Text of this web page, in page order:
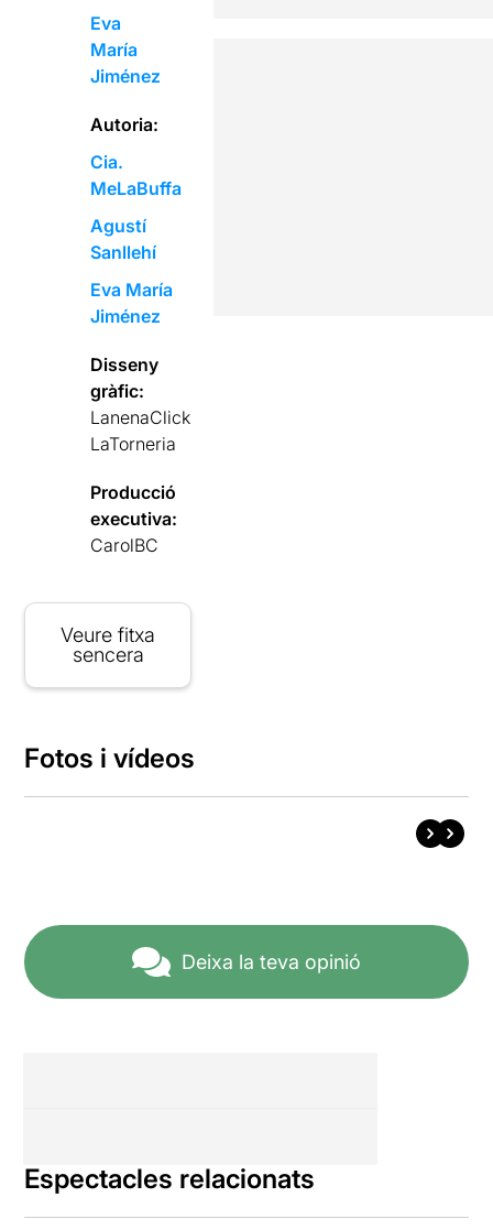
Eva
María
Jiménez
Autoria:
Cia.
MeLaBuffa
Agustí
Sanllehí
Eva María
Jiménez
Disseny
gràfic:
LanenaClick
LaTorneria
Producció
executiva:
CarolBC
Veure fitxa
sencera
Fotos i vídeos
Deixa la teva opinió
Espectacles relacionats